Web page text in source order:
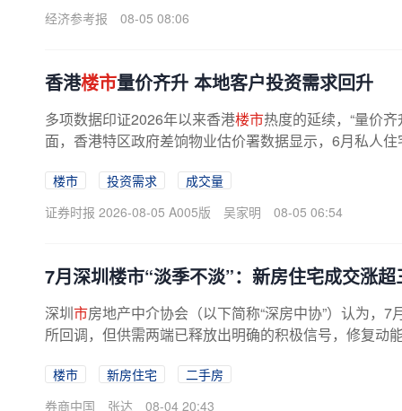
经济参考报
08-05 08:06
香港楼市量价齐升 本地客户投资需求回升
多项数据印证2026年以来香港楼市热度的延续，“量价
面，香港特区政府差饷物业估价署数据显示，6月私人
楼市 投资需求
成交量
证券时报 2026-08-05 A005版
吴家明 08-05 06:54
7月深圳楼市“淡季不淡”：新房住宅成交涨超
深圳市房地产中介协会（以下简称“深房中协”）认为，
所回调，但供需两端已释放出明确的积极信号，修复动
楼市 新房住宅
二手房
券商中国
张达 08-04 20:43